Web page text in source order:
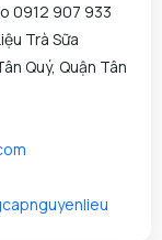
0912 907 933
Trà Sữa
Quý, Quận Tân